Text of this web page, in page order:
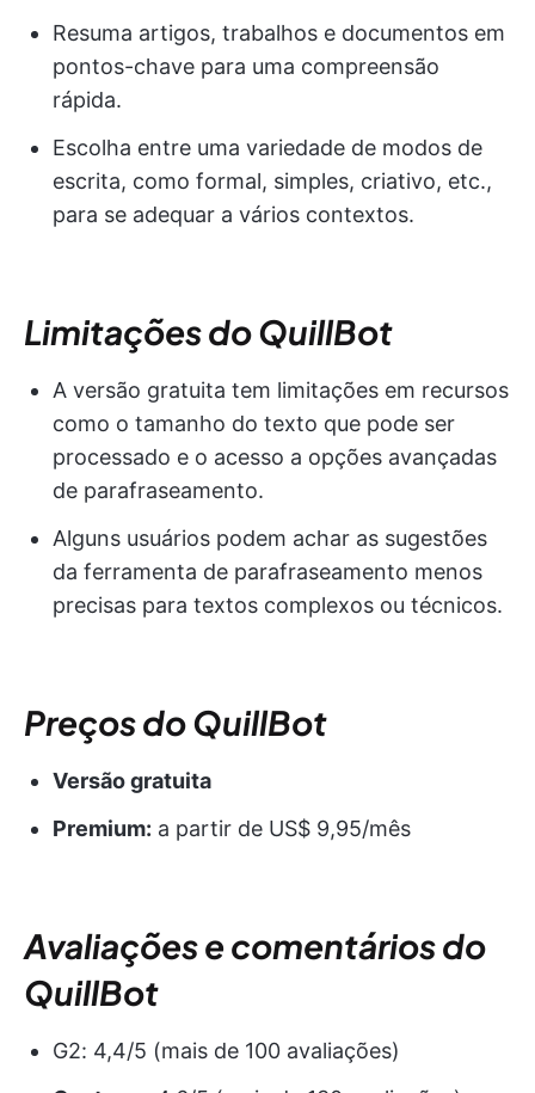
Resuma artigos, trabalhos e documentos em
pontos-chave para uma compreensão
rápida.
Escolha entre uma variedade de modos de
escrita, como formal, simples, criativo, etc.,
para se adequar a vários contextos.
Limitações do QuillBot
A versão gratuita tem limitações em recursos
como o tamanho do texto que pode ser
processado e o acesso a opções avançadas
de parafraseamento.
Alguns usuários podem achar as sugestões
da ferramenta de parafraseamento menos
precisas para textos complexos ou técnicos.
Preços do QuillBot
Versão gratuita
Premium: a partir de US$ 9,95/mês
Avaliações e comentários do
QuillBot
G2: 4,4/5 (mais de 100 avaliações)